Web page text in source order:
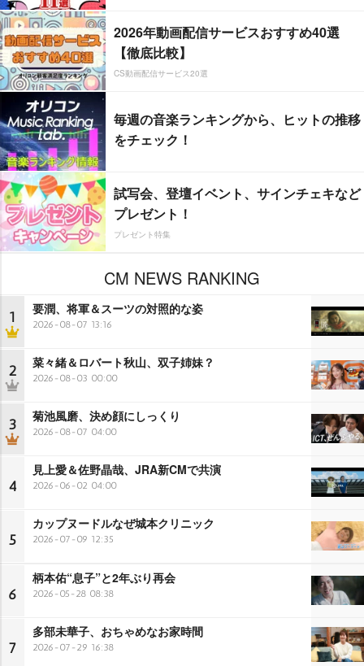
2026年動画配信サービスおすすめ40選
【徹底比較】
CS動画配信サービス20選
毎週の音楽ランキングから、ヒットの推移
をチェック！
試写会、登壇イベント、サインチェキなど
プレゼント！
プレゼント特集
CM NEWS RANKING
1 要潤、将軍＆スーツの対照的な姿
2026-08-07 13:16
2 菜々緒＆ロバート秋山、双子姉妹？
2026-08-03 00:00
3 菊池風磨、決め顔にしっくり
2026-08-07 04:00
4
見上愛＆佐野晶哉、JRA新CMで共演
2026-06-02 04:00
5
カップヌードルなぜ城本クリニック
2026-07-09 12:35
6
柄本佑“息子”と2年ぶり再会
2026-05-28 08:38
7
多部未華子、おちゃめなお家時間
2026-07-29 16:38